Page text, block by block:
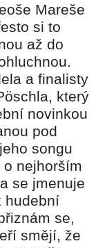
Mareše
si to
až do
a finalisty
který
novinkou
pod
songu
nejhorším
se jmenuje
hudební
se,
smějí, že